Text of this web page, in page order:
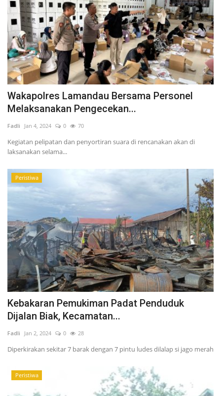
Wakapolres Lamandau Bersama Personel
Melaksanakan Pengecekan...
Fadli Jan 4, 2024 0 70
Kegiatan pelipatan dan penyortiran suara di rencanakan akan di
laksanakan selama...
Peristiwa
Kebakaran Pemukiman Padat Penduduk
Dijalan Biak, Kecamatan...
Fadli Jan 2, 2024 0 28
Diperkirakan sekitar 7 barak dengan 7 pintu ludes dilalap si jago merah
Peristiwa